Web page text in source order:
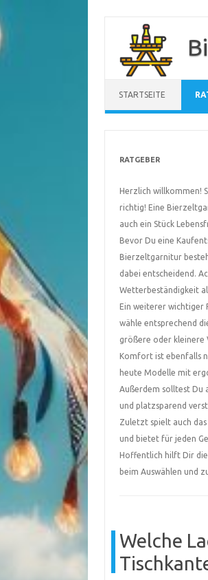
springen
STARTSEITE
RATGEBER
Herzlich willkommen!
richtig! Eine
auch ein Stück
Bevor Du eine
Bierzeltgarnitur
dabei entscheidend.
Wetterbeständigkeit
Ein weiterer wichtiger
wähle entsprechend
größere oder kleinere
Komfort ist ebenfalls
heute Modelle mit
Außerdem solltest Du
und platzsparend
Zuletzt spielt auch
und bietet für jeden
Hoffentlich hilft Dir
beim Auswählen und
Welche